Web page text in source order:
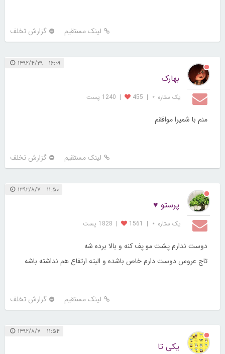
لینک مستقیم گزارش تخلف
۱۶:۰۹ ۱۳۹۲/۴/۲۹
بهارک
یک ستاره ⋆ |
455
| 1240 پست
منم با شمیرا موافقم
لینک مستقیم گزارش تخلف
۱۱:۵۰ ۱۳۹۲/۸/۷
پرستو ♥
یک ستاره ⋆ |
1561
| 1828 پست
دوست ندارم پشت مو پف کنه و بالا برده شه
تاج عروس دوست دارم خاص باشده و البته ارتفاع هم نداشته باشه
لینک مستقیم گزارش تخلف
۱۱:۵۴ ۱۳۹۲/۸/۷
یکی تا